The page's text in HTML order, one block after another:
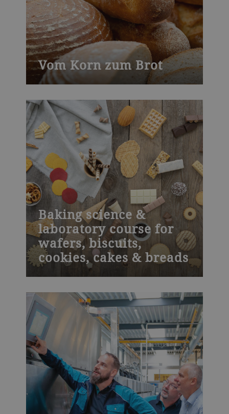
plant-based meat, fish and dairy.
Vom Korn zum Brot
Der Backkurs "Vom Korn zum Brot“ von
die Grundlagen der Vermahlung und
Mehlproduktion erlernen wollen. In diesem
Kurs lernen Sie u. a. Mehlanalytik-
Ergebnisse zu interpretieren und
Mehlkomponenten zu bewerten.
Baking science &
laboratory course for
wafers, biscuits,
cookies, cakes & breads
Bühler’s Baking science & laboratory
operation managers or bakery experts in
mills or bakeries who want to analyze
performance, improve quality or develop
new products.